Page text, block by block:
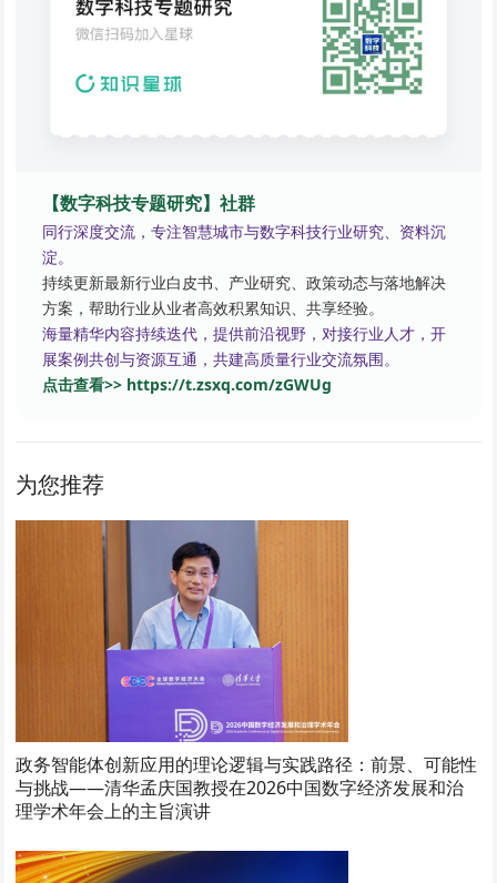
【数字科技专题研究】社群
同行深度交流，专注智慧城市与数字科技行业研究、资料沉
淀。
持续更新最新行业白皮书、产业研究、政策动态与落地解决
方案，帮助行业从业者高效积累知识、共享经验。
海量精华内容持续迭代，提供前沿视野，对接行业人才，开
展案例共创与资源互通，共建高质量行业交流氛围。
点击查看>> https://t.zsxq.com/zGWUg
为您推荐
政务智能体创新应用的理论逻辑与实践路径：前景、可能性
与挑战——清华孟庆国教授在2026中国数字经济发展和治
理学术年会上的主旨演讲